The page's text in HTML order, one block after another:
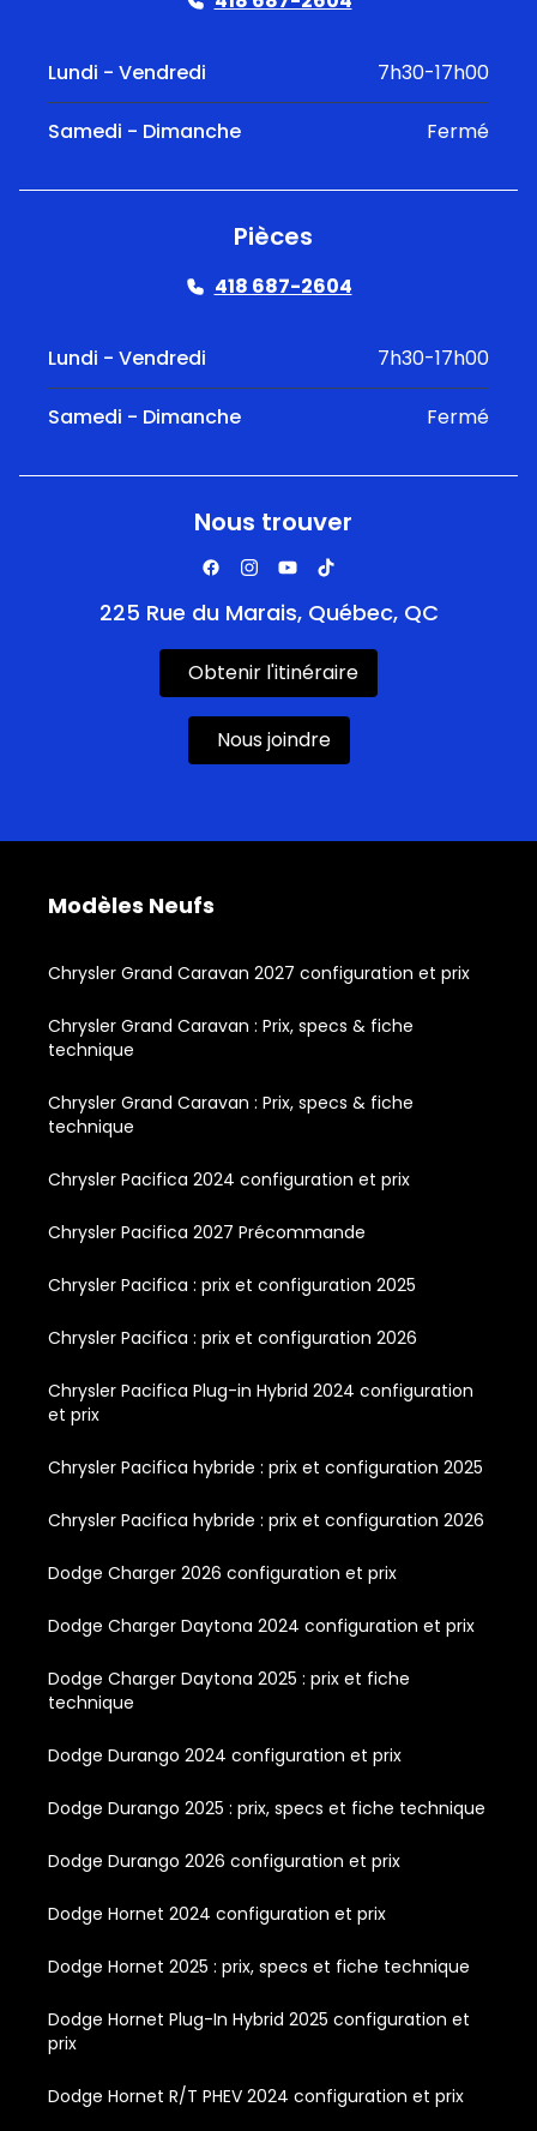
Lundi - Vendredi 7h30-17h00
Samedi - Dimanche Fermé
Pièces
418 687-2604
Lundi - Vendredi 7h30-17h00
Samedi - Dimanche Fermé
Nous trouver
225 Rue du Marais, Québec, QC
Obtenir l'itinéraire
Nous joindre
Modèles Neufs
Chrysler Grand Caravan 2027 configuration et prix
Chrysler Grand Caravan : Prix, specs & fiche
technique
Chrysler Grand Caravan : Prix, specs & fiche
technique
Chrysler Pacifica 2024 configuration et prix
Chrysler Pacifica 2027 Précommande
Chrysler Pacifica : prix et configuration 2025
Chrysler Pacifica : prix et configuration 2026
Chrysler Pacifica Plug-in Hybrid 2024 configuration
et prix
Chrysler Pacifica hybride : prix et configuration 2025
Chrysler Pacifica hybride : prix et configuration 2026
Dodge Charger 2026 configuration et prix
Dodge Charger Daytona 2024 configuration et prix
Dodge Charger Daytona 2025 : prix et fiche
technique
Dodge Durango 2024 configuration et prix
Dodge Durango 2025 : prix, specs et fiche technique
Dodge Durango 2026 configuration et prix
Dodge Hornet 2024 configuration et prix
Dodge Hornet 2025 : prix, specs et fiche technique
Dodge Hornet Plug-In Hybrid 2025 configuration et
prix
Dodge Hornet R/T PHEV 2024 configuration et prix